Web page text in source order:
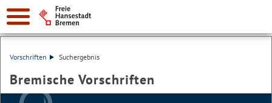
Vorschriften Suchergebnis
Bremische Vorschriften